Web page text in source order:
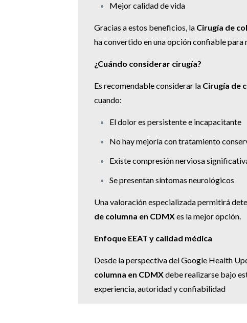
Mejor calidad de vida
Gracias a estos beneficios, la Cirugía de
ha convertido en una opción confiable para
¿Cuándo considerar cirugía?
Es recomendable considerar la Cirugía de
cuando:
El dolor es persistente e incapacitante
No hay mejoría con tratamiento
Existe compresión nerviosa
Se presentan síntomas neurológicos
Una valoración especializada permitirá
de columna en CDMXes la mejor opción.
Enfoque EEAT y calidad médica
Desde la perspectiva del Google Health
columna en CDMXdebe realizarse bajo
experiencia, autoridad y confiabilidad